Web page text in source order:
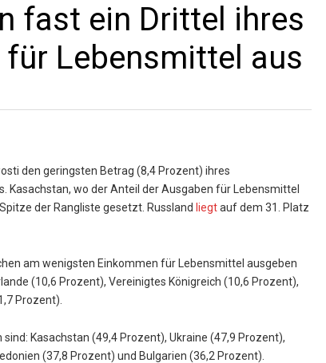
fast ein Drittel ihres
Lebensmittel aus
den geringsten Betrag (8,4 Prozent) ihres
Kasachstan, wo der Anteil der Ausgaben für Lebensmittel
der Rangliste gesetzt. Russland liegtauf dem 31. Platz
am wenigsten Einkommen für Lebensmittel ausgeben
(10,6 Prozent), Vereinigtes Königreich (10,6 Prozent),
Prozent).
Kasachstan (49,4 Prozent), Ukraine (47,9 Prozent),
(37,8 Prozent) und Bulgarien (36,2 Prozent).